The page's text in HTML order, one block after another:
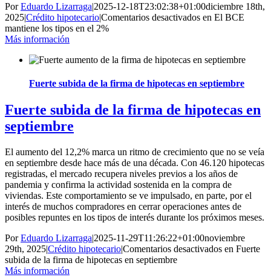
PorEduardo Lizarraga|2025-12-18T23:02:38+01:00diciembre 18th,
2025|Crédito hipotecario|Comentarios desactivados en El BCE
mantiene los tipos en el 2%
Más información
Fuerte subida de la firma de hipotecas en septiembre
Fuerte subida de la firma de hipotecas en
septiembre
El aumento del 12,2% marca un ritmo de crecimiento que no se veía
en septiembre desde hace más de una década. Con 46.120 hipotecas
registradas, el mercado recupera niveles previos a los años de
pandemia y confirma la actividad sostenida en la compra de
viviendas. Este comportamiento se ve impulsado, en parte, por el
interés de muchos compradores en cerrar operaciones antes de
posibles repuntes en los tipos de interés durante los próximos meses.
PorEduardo Lizarraga|2025-11-29T11:26:22+01:00noviembre
29th, 2025|Crédito hipotecario|Comentarios desactivados en Fuerte
subida de la firma de hipotecas en septiembre
Más información